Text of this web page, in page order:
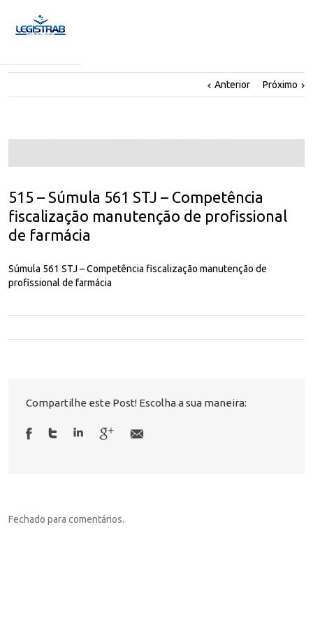
Anterior Próximo
515 – Súmula 561 STJ – Competência
fiscalização manutenção de profissional
de farmácia
Súmula 561 STJ – Competência fiscalização manutenção de
profissional de farmácia
Compartilhe este Post! Escolha a sua maneira:
Fechado para comentários.